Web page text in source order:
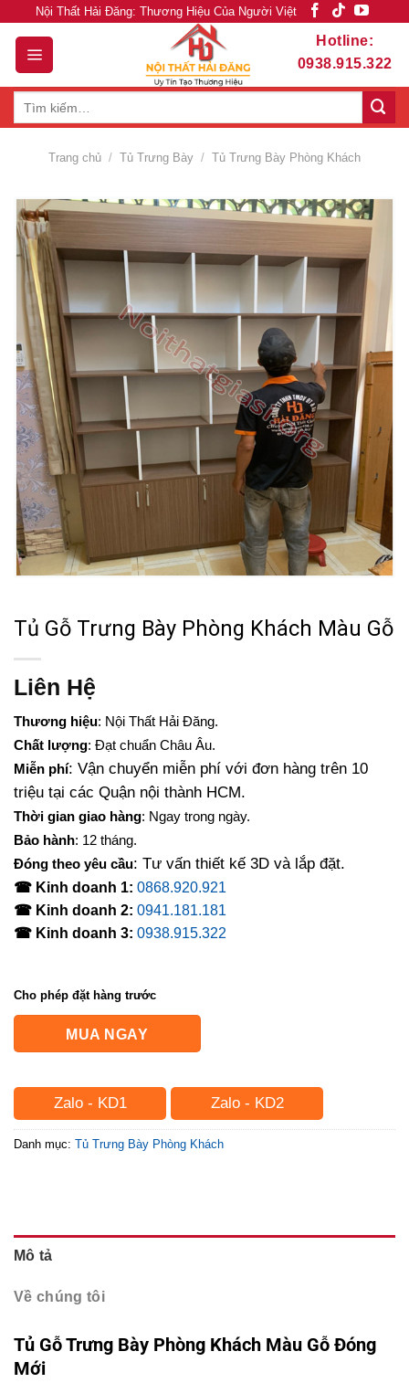
content
Nội Thất Hải Đăng: Thương Hiệu Của Người Việt
Hotline:
0938.915.322
Trang chủ / Tủ Trưng Bày / Tủ Trưng Bày Phòng Khách
Tủ Gỗ Trưng Bày Phòng Khách Màu Gỗ
Liên Hệ
Thương hiệu: Nội Thất Hải Đăng.
Chất lượng: Đạt chuẩn Châu Âu.
Miễn phí: Vận chuyển miễn phí với đơn hàng trên 10
triệu tại các Quận nội thành HCM.
Thời gian giao hàng: Ngay trong ngày.
Bảo hành: 12 tháng.
Đóng theo yêu cầu: Tư vấn thiết kế 3D và lắp đặt.
☎ Kinh doanh 1: 0868.920.921
☎ Kinh doanh 2: 0941.181.181
☎ Kinh doanh 3: 0938.915.322
Cho phép đặt hàng trước
MUA NGAY
Zalo - KD1 Zalo - KD2
Danh mục: Tủ Trưng Bày Phòng Khách
Mô tả
Về chúng tôi
Tủ Gỗ Trưng Bày Phòng Khách Màu Gỗ Đóng
Mới